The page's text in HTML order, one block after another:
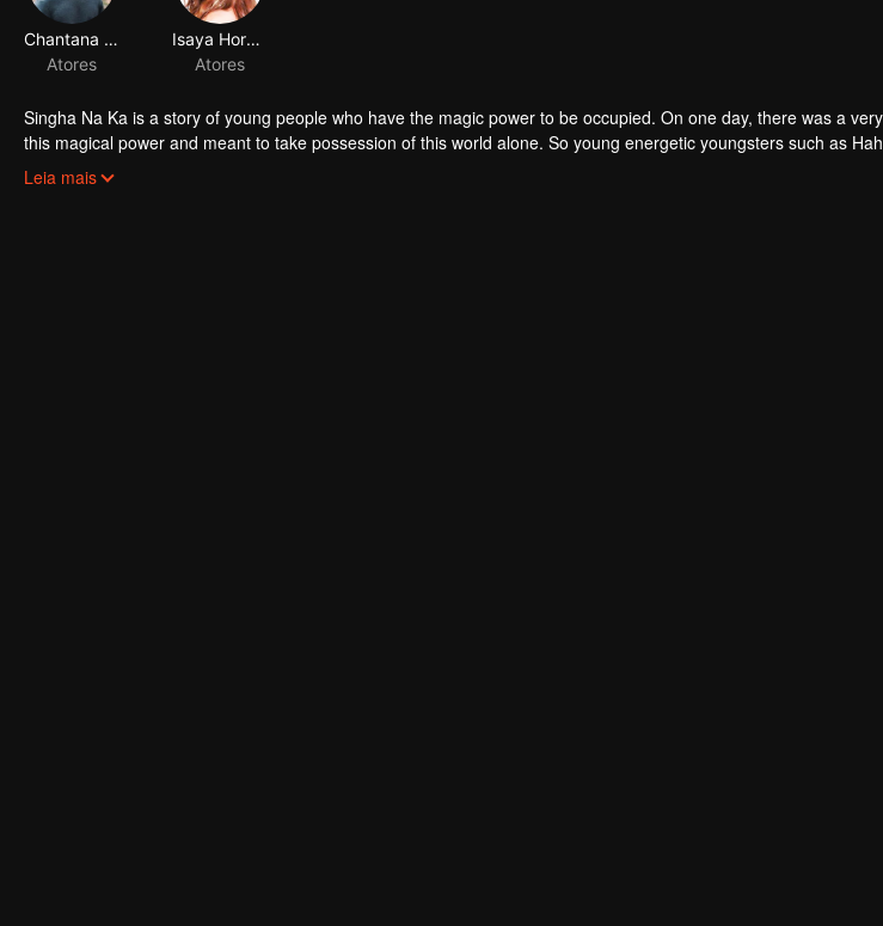
Chantana Kritkanjanapan
Atores
Isaya Horsuwan
Atores
Singha Na Ka is a story of young people who have the magic power to be occupied. On one day, there was a
this magical power and meant to take possession of this world alone. So young energetic youngsters such as
stop this scientist. And to save the world not to fall into the hands of the villains. The mission is to stumble upon
Leia mais